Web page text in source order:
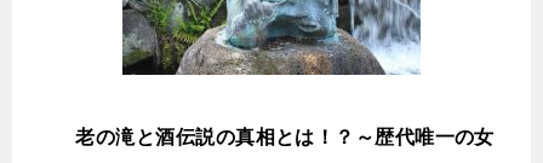
養老の滝と酒伝説の真相とは！？～歴代唯一の女